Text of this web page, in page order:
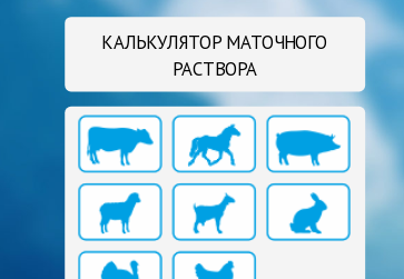
КАЛЬКУЛЯТОР МАТОЧНОГО
РАСТВОРА